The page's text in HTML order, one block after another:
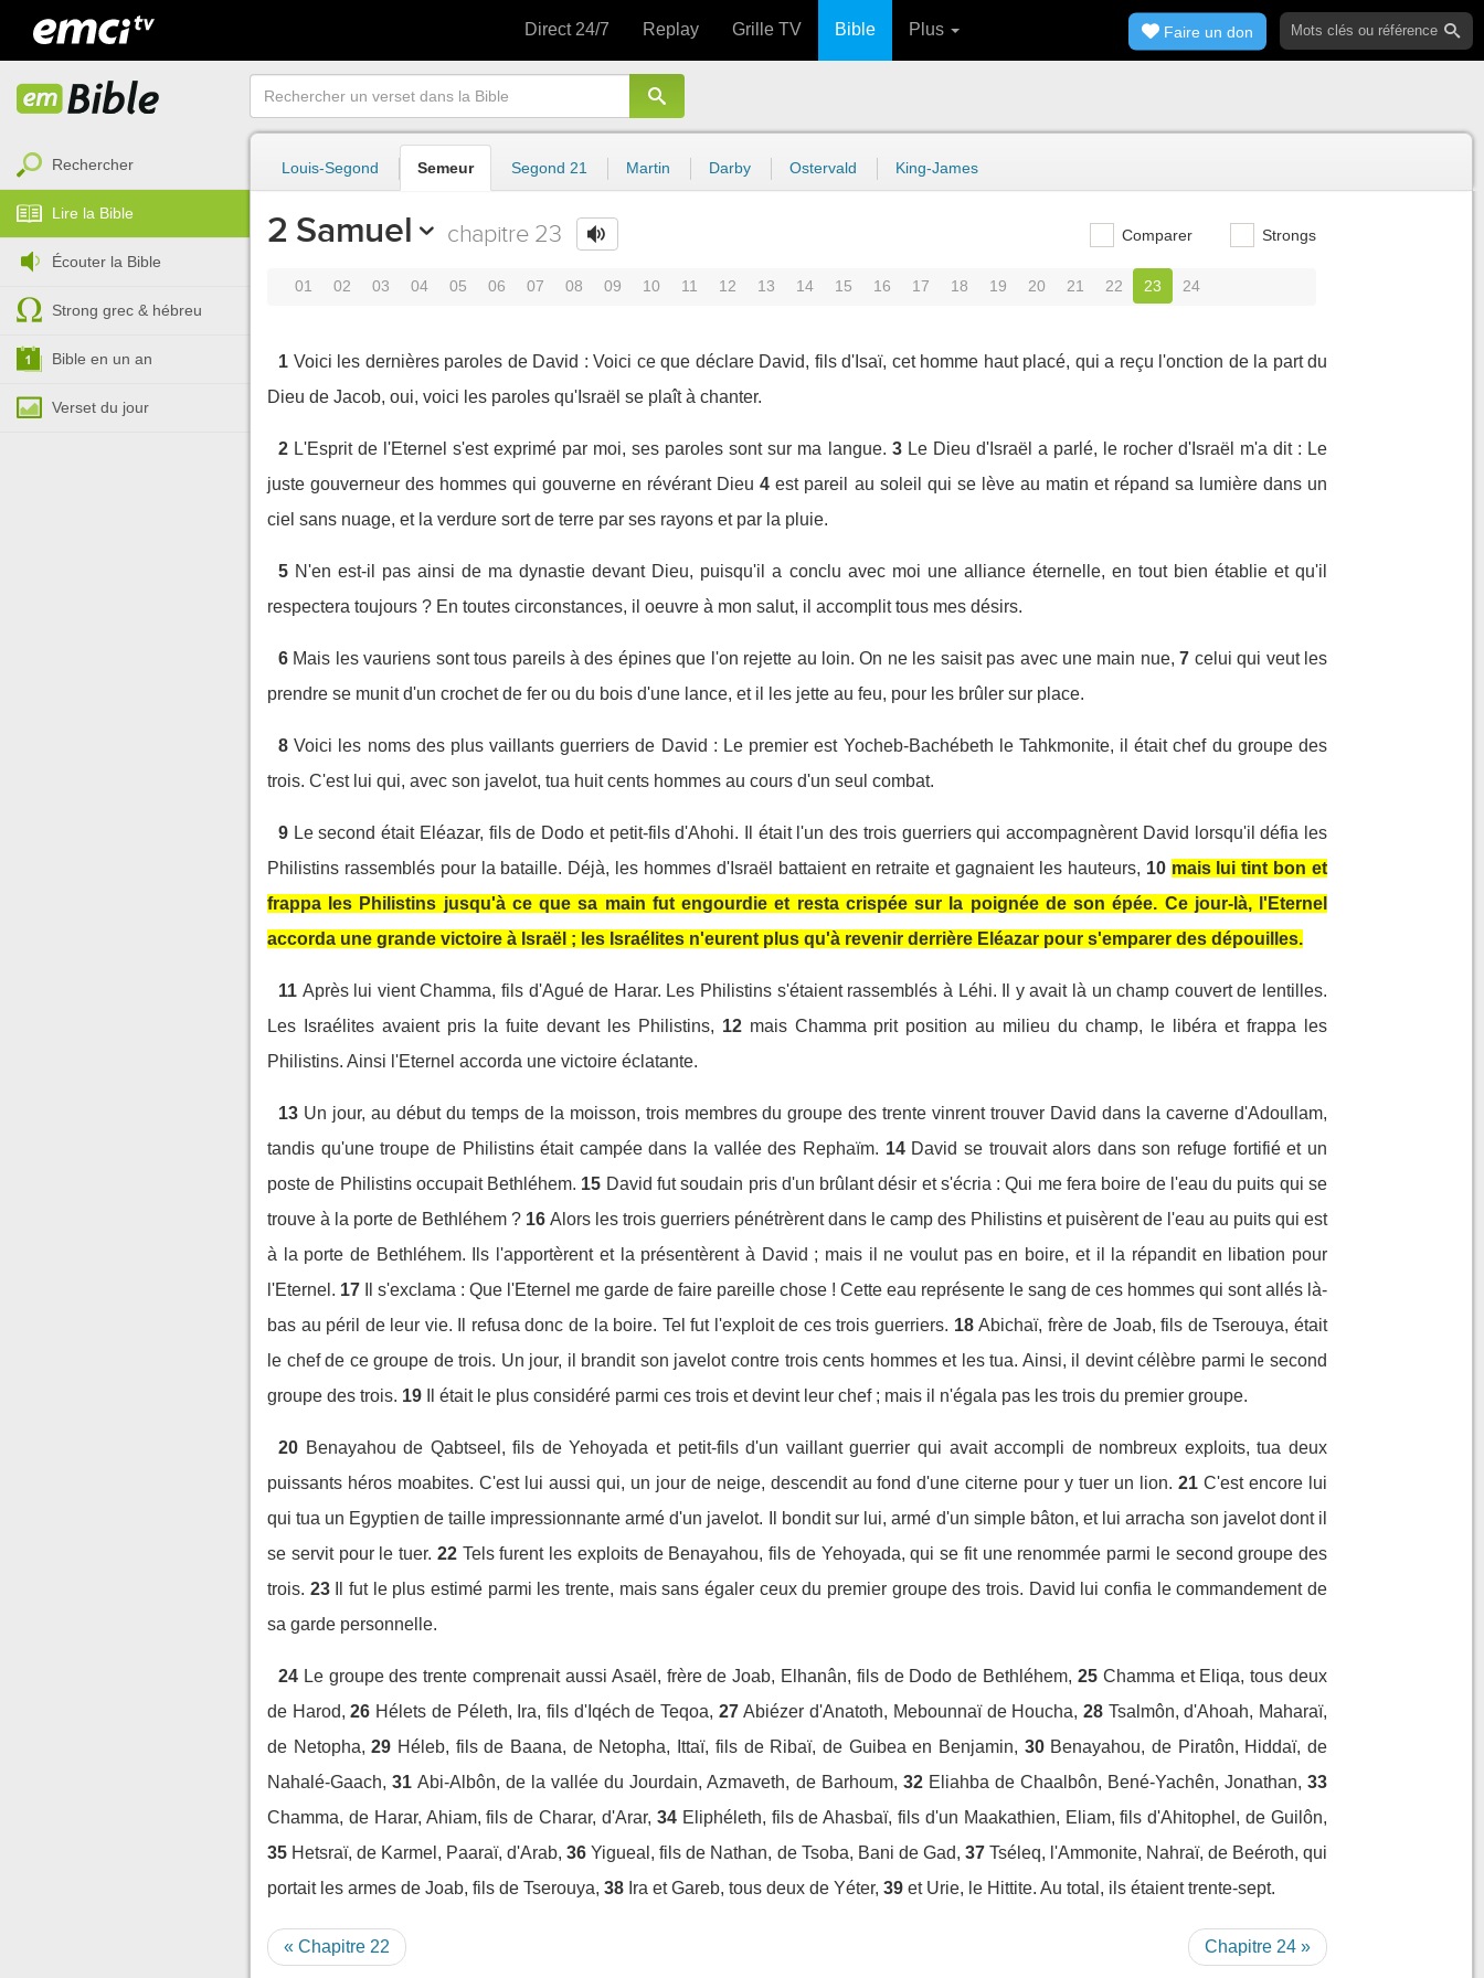
Direct 24/7 Replay Grille TV Bible Plus Faire un don
Rechercher
Lire la Bible
Écouter la Bible
Strong grec & hébreu
Bible en un an
Verset du jour
Louis-Segond Semeur Segond 21 Martin Darby Ostervald King-James
2 Samuel chapitre 23 Comparer Strongs
01 02 03 04 05 06 07 08 09 10 11 12 13 14 15 16 17 18 19 20 21 22 23 24
1 Voici les dernières paroles de David : Voici ce que déclare David, fils d'Isaï, cet homme haut placé, qui a reçu l'onction de la part du
Dieu de Jacob, oui, voici les paroles qu'Israël se plaît à chanter.
2 L'Esprit de l'Eternel s'est exprimé par moi, ses paroles sont sur ma langue. 3 Le Dieu d'Israël a parlé, le rocher d'Israël m'a dit : Le
juste gouverneur des hommes qui gouverne en révérant Dieu 4 est pareil au soleil qui se lève au matin et répand sa lumière dans un
ciel sans nuage, et la verdure sort de terre par ses rayons et par la pluie.
5 N'en est-il pas ainsi de ma dynastie devant Dieu, puisqu'il a conclu avec moi une alliance éternelle, en tout bien établie et qu'il
respectera toujours ? En toutes circonstances, il oeuvre à mon salut, il accomplit tous mes désirs.
6 Mais les vauriens sont tous pareils à des épines que l'on rejette au loin. On ne les saisit pas avec une main nue, 7 celui qui veut les
prendre se munit d'un crochet de fer ou du bois d'une lance, et il les jette au feu, pour les brûler sur place.
8 Voici les noms des plus vaillants guerriers de David : Le premier est Yocheb-Bachébeth le Tahkmonite, il était chef du groupe des
trois. C'est lui qui, avec son javelot, tua huit cents hommes au cours d'un seul combat.
9 Le second était Eléazar, fils de Dodo et petit-fils d'Ahohi. Il était l'un des trois guerriers qui accompagnèrent David lorsqu'il défia les
Philistins rassemblés pour la bataille. Déjà, les hommes d'Israël battaient en retraite et gagnaient les hauteurs, 10 mais lui tint bon et
frappa les Philistins jusqu'à ce que sa main fut engourdie et resta crispée sur la poignée de son épée. Ce jour-là, l'Eternel
accorda une grande victoire à Israël ; les Israélites n'eurent plus qu'à revenir derrière Eléazar pour s'emparer des dépouilles.
11 Après lui vient Chamma, fils d'Agué de Harar. Les Philistins s'étaient rassemblés à Léhi. Il y avait là un champ couvert de lentilles.
Les Israélites avaient pris la fuite devant les Philistins, 12 mais Chamma prit position au milieu du champ, le libéra et frappa les
Philistins. Ainsi l'Eternel accorda une victoire éclatante.
13 Un jour, au début du temps de la moisson, trois membres du groupe des trente vinrent trouver David dans la caverne d'Adoullam,
tandis qu'une troupe de Philistins était campée dans la vallée des Rephaïm. 14 David se trouvait alors dans son refuge fortifié et un
poste de Philistins occupait Bethléhem. 15 David fut soudain pris d'un brûlant désir et s'écria : Qui me fera boire de l'eau du puits qui se
trouve à la porte de Bethléhem ? 16 Alors les trois guerriers pénétrèrent dans le camp des Philistins et puisèrent de l'eau au puits qui est
à la porte de Bethléhem. Ils l'apportèrent et la présentèrent à David ; mais il ne voulut pas en boire, et il la répandit en libation pour
l'Eternel. 17
Il s'exclama : Que l'Eternel me garde de faire pareille chose ! Cette eau représente le sang de ces hommes qui sont allés là-
bas au péril de leur vie. Il refusa donc de la boire. Tel fut l'exploit de ces trois guerriers. 18 Abichaï, frère de Joab, fils de Tserouya, était
le chef de ce groupe de trois. Un jour, il brandit son javelot contre trois cents hommes et les tua. Ainsi, il devint célèbre parmi le second
groupe des trois. 19 Il était le plus considéré parmi ces trois et devint leur chef ; mais il n'égala pas les trois du premier groupe.
20 Benayahou de Qabtseel, fils de Yehoyada et petit-fils d'un vaillant guerrier qui avait accompli de nombreux exploits, tua deux
puissants héros moabites. C'est lui aussi qui, un jour de neige, descendit au fond d'une citerne pour y tuer un lion. 21 C'est encore lui
qui tua un Egyptien de taille impressionnante armé d'un javelot. Il bondit sur lui, armé d'un simple bâton, et lui arracha son javelot dont il
se servit pour le tuer. 22 Tels furent les exploits de Benayahou, fils de Yehoyada, qui se fit une renommée parmi le second groupe des
trois. 23
Il fut le plus estimé parmi les trente, mais sans égaler ceux du premier groupe des trois. David lui confia le commandement de
sa garde personnelle.
24 Le groupe des trente comprenait aussi Asaël, frère de Joab, Elhanân, fils de Dodo de Bethléhem, 25 Chamma et Eliqa, tous deux
de Harod, 26 Hélets de Péleth, Ira, fils d'Iqéch de Teqoa, 27 Abiézer d'Anatoth, Mebounnaï de Houcha, 28 Tsalmôn, d'Ahoah, Maharaï,
de Netopha, 29 Héleb, fils de Baana, de Netopha, Ittaï, fils de Ribaï, de Guibea en Benjamin, 30 Benayahou, de Piratôn, Hiddaï, de
Nahalé-Gaach, 31 Abi-Albôn, de la vallée du Jourdain, Azmaveth, de Barhoum, 32 Eliahba de Chaalbôn, Bené-Yachên, Jonathan, 33
Chamma, de Harar, Ahiam, fils de Charar, d'Arar, 34 Eliphéleth, fils de Ahasbaï, fils d'un Maakathien, Eliam, fils d'Ahitophel, de Guilôn,
35 Hetsraï, de Karmel, Paaraï, d'Arab, 36 Yigueal, fils de Nathan, de Tsoba, Bani de Gad, 37 Tséleq, l'Ammonite, Nahraï, de Beéroth, qui
portait les armes de Joab, fils de Tserouya, 38 Ira et Gareb, tous deux de Yéter, 39 et Urie, le Hittite. Au total, ils étaient trente-sept.
« Chapitre 22 Chapitre 24 »